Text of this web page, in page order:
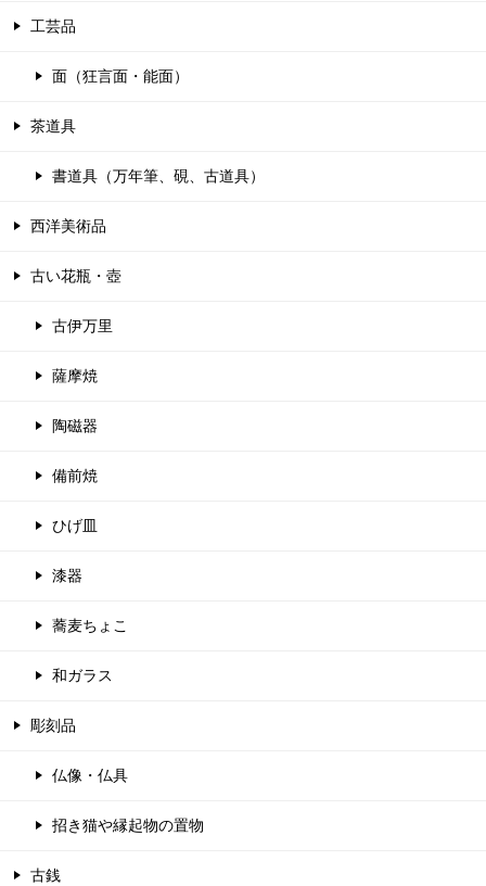
工芸品
面（狂言面・能面）
茶道具
書道具（万年筆、硯、古道具）
西洋美術品
古い花瓶・壺
古伊万里
薩摩焼
陶磁器
備前焼
ひげ皿
漆器
蕎麦ちょこ
和ガラス
彫刻品
仏像・仏具
招き猫や縁起物の置物
古銭